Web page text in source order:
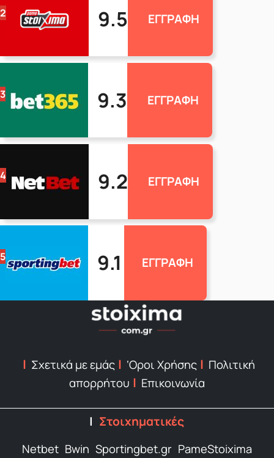
2 9.5 ΕΓΓΡΑΦΗ
3 9.3 ΕΓΓΡΑΦΗ
4 9.2 ΕΓΓΡΑΦΗ
5 9.1 ΕΓΓΡΑΦΗ
Σχετικά με εμάς ‘Οροι Χρήσης
Πολιτική
απορρήτου
Επικοινωνία
Στοιχηματικές
Netbet Bwin Sportingbet.gr PameStoixima